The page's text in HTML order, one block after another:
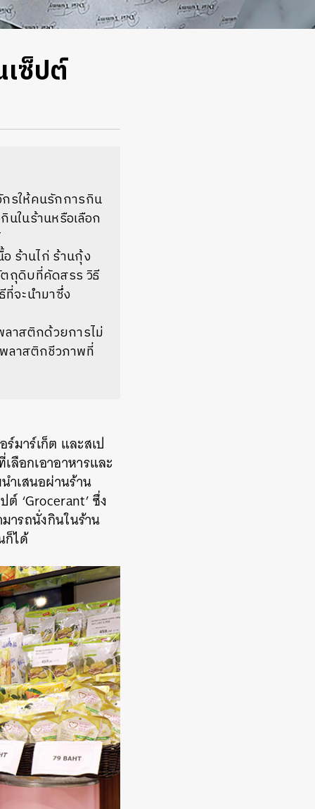
ซ็ปต์
กรให้คนรักการกิน
ในร้านหรือเลือก
ร้านไก่ ร้านกุ้ง
ตถุดิบที่คัดสรร วิธี
จะนำมาซึ่ง
ลาสติกด้วยการไม่
ลาสติกชีวภาพที่
มาร์เก็ต และสเป
ลือกเอาอาหารและ
ำเสนอผ่านร้าน
‘Grocerant’ ซึ่ง
ารถนั่งกินในร้าน
ก็ได้